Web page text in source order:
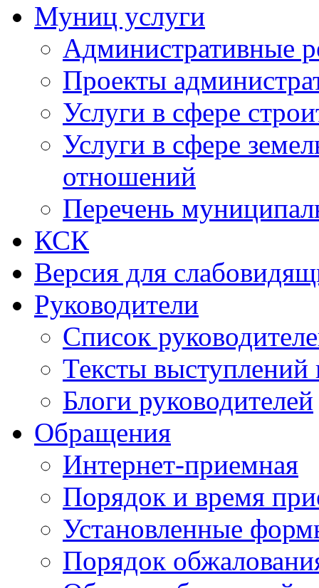
Муниц услуги
Административные
Проекты
Услуги в сфере
Услуги в сфере
отношений
Перечень
КСК
Версия для
Руководители
Список
Тексты выступлений
Блоги руководителей
Обращения
Интернет-приемная
Порядок и время
Установленные
Порядок